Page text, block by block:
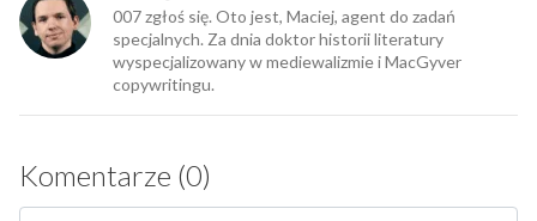
007 zgłoś się. Oto jest, Maciej, agent do zadań
specjalnych. Za dnia doktor historii literatury
wyspecjalizowany w mediewalizmie i MacGyver
copywritingu.
Komentarze (0)